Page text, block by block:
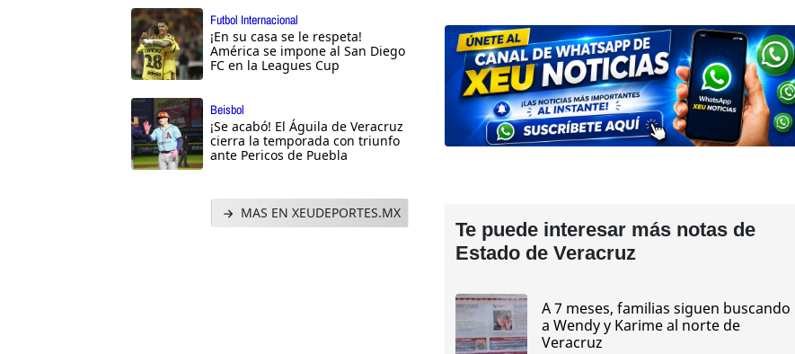
Futbol Internacional
¡En su casa se le respeta!
América se impone al San Diego
FC en la Leagues Cup
Beisbol
¡Se acabó! El Águila de Veracruz
cierra la temporada con triunfo
ante Pericos de Puebla
MAS EN XEUDEPORTES.MX
Te puede interesar más notas de
Estado de Veracruz
A 7 meses, familias siguen buscando
a Wendy y Karime al norte de
Veracruz